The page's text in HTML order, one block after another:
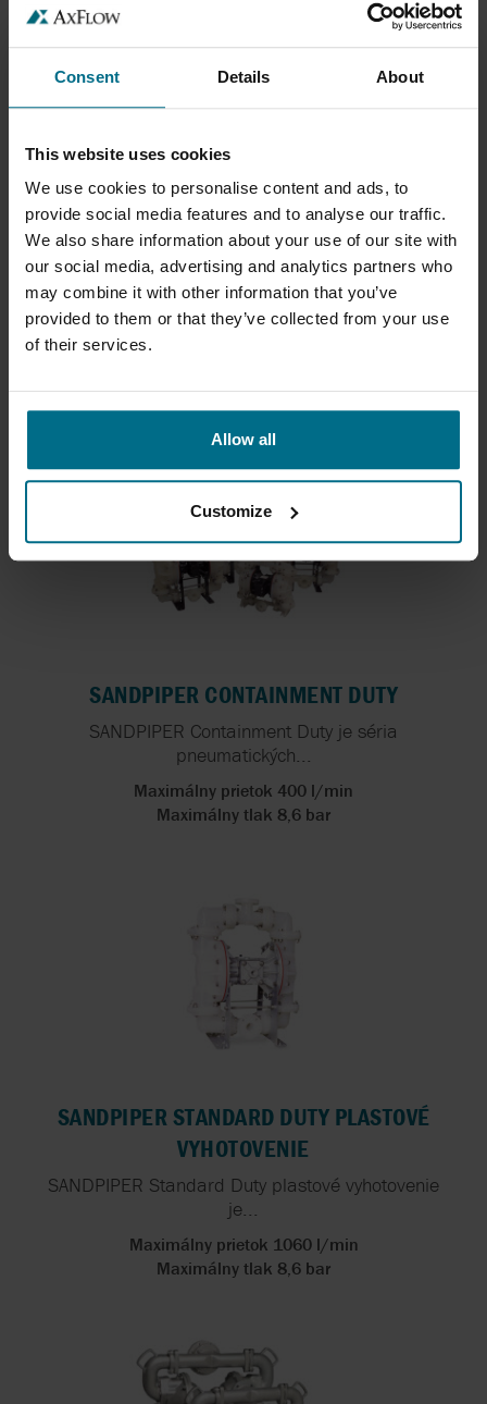
Consent Details About
This website uses cookies
We use cookies to personalise content and ads, to
provide social media features and to analyse our traffic.
We also share information about your use of our site with
our social media, advertising and analytics partners who
may combine it with other information that you’ve
provided to them or that they’ve collected from your use
of their services.
Allow all
Customize
SANDPIPER STANDARD DUTY KOVOVÉ
VYHOTOVENIE
SANDPIPER Standard Duty kovové vyhotovenie
je...
Maximálny tlak 8,6 bar
SANDPIPER CONTAINMENT DUTY
SANDPIPER Containment Duty je séria
pneumatických...
Maximálny prietok 400 l/min
Maximálny tlak 8,6 bar
SANDPIPER STANDARD DUTY PLASTOVÉ
VYHOTOVENIE
SANDPIPER Standard Duty plastové vyhotovenie
je...
Maximálny prietok 1060 l/min
Maximálny tlak 8,6 bar